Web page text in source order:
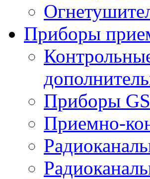
Приборы
Приборы
Приемно-